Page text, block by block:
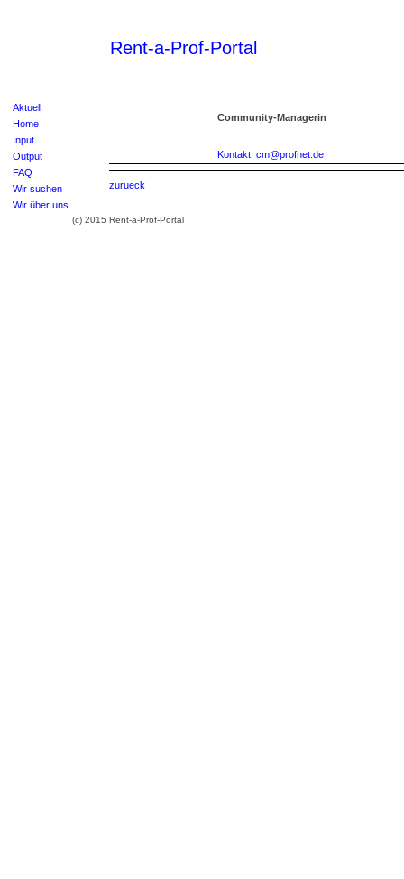
Rent-a-Prof-Portal
Aktuell
Home
Input
Output
FAQ
Wir suchen
Wir über uns
Community-Managerin
Kontakt: cm@profnet.de
zurueck
(c) 2015 Rent-a-Prof-Portal